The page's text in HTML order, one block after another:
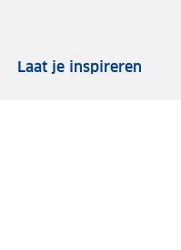
Laat je inspireren